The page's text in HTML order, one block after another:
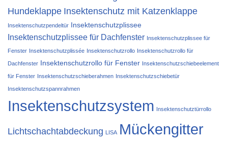
Hundeklappe Insektenschutz mit Katzenklappe
Insektenschutzpendeltür Insektenschutzplissee
Insektenschutzplissee für Dachfenster Insektenschutzplissee für
Fenster Insektenschutzplissée Insektenschutzrollo Insektenschutzrollo für
Dachfenster Insektenschutzrollo für Fenster Insektenschutzschiebeelement
für Fenster Insektenschutzschieberahmen Insektenschutzschiebetür
Insektenschutzspannrahmen
Insektenschutzsystem Insektenschutztürrollo
Lichtschachtabdeckung LISA Mückengitter